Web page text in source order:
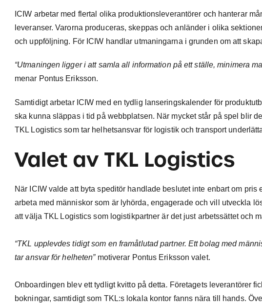
ICIW arbetar med flertal olika produktionsleverantörer och hanterar
leveranser. Varorna produceras, skeppas och anländer i olika
och uppföljning. För ICIW handlar utmaningarna i grunden om att
“Utmaningen ligger i att samla all information på ett ställe, minimera
menar Pontus Eriksson.
Samtidigt arbetar ICIW med en tydlig lanseringskalender för
ska kunna släppas i tid på webbplatsen. När mycket står på spel blir
TKL Logistics som tar helhetsansvar för logistik och transport
Valet av TKL Logistics
När ICIW valde att byta speditör handlade beslutet inte enbart om
arbeta med människor som är lyhörda, engagerade och vill utveckla
att välja TKL Logistics som logistikpartner är det just arbetssättet och
“TKL upplevdes tidigt som en framåtlutad partner. Ett bolag med
tar ansvar för helheten” motiverar Pontus Eriksson valet.
Onboardingen blev ett tydligt kvitto på detta. Företagets leverantörer
bokningar, samtidigt som TKL:s lokala kontor fanns nära till hands.